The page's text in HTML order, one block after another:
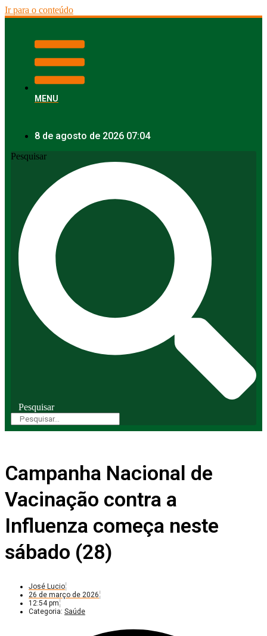
Ir para o conteúdo
MENU
8 de agosto de 2026 07:04
Pesquisar
Pesquisar
Campanha Nacional de
Vacinação contra a
Influenza começa neste
sábado (28)
José Lucio
26 de março de 2026
12:54 pm
Categoria: Saúde